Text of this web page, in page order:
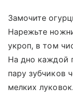
Замочите
Нарежьте
укроп, в том
На дно каждой
пару зубчиков
мелких